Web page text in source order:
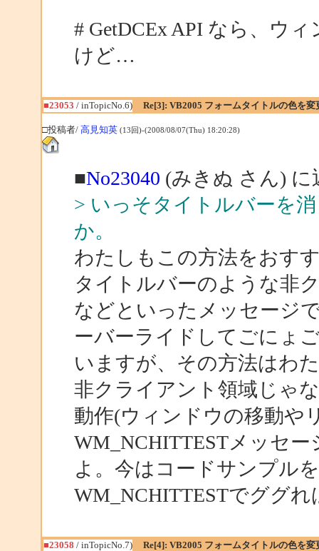
# GetDCEx API なら、ウ
けど…
■23053 / inTopicNo.6) Re[3]: VB2005 フォームタイトルの色を変
□投稿者/ 高見知英 (13回)-(2008/08/07(Thu) 18:20:28)
■No23040 (みきぬ さん) に
> いっそタイトルバーを
か。
わたしもこの方法をおす
タイトルバーのような非
などといったメッセージ
ーバーライドしてごにょ
いますが、その方法はわ
非クライアント領域じゃ
動作(ウィンドウの移動や
WM_NCHITTESTメッセー
よ。今はコードサンプル
WM_NCHITTESTでググ
■23058 / inTopicNo.7) Re[4]: VB2005 フォームタイトルの色を変